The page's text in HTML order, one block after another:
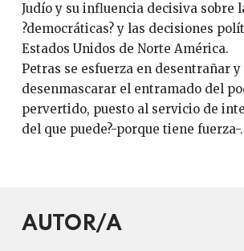
Judío y su influencia decisiva sobre
?democráticas? y las decisiones
Estados Unidos de Norte América.
Petras se esfuerza en desentrañar y
desenmascarar el entramado del
pervertido, puesto al servicio de
del que puede?-porque tiene fuerza-.
AUTOR/A